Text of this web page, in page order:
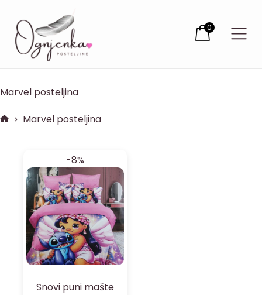
0
Marvel posteljina
Marvel posteljina
-8%
Snovi puni mašte